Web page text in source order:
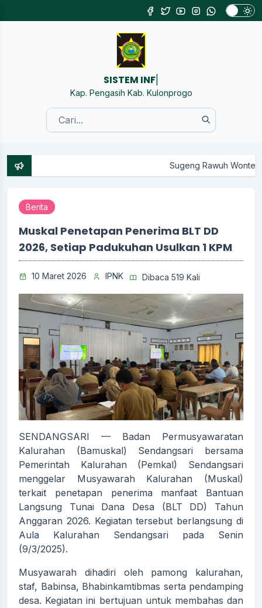
SISTEM INFORMASI K
Kap. Pengasih Kab. Kulonprogo
Sugeng Rawuh Wonten Website
Berita
Muskal Penetapan Penerima BLT DD
2026, Setiap Padukuhan Usulkan 1 KPM
10 Maret 2026 IPNK Dibaca 519 Kali
SENDANGSARI — Badan Permusyawaratan
Kalurahan (Bamuskal) Sendangsari bersama
Pemerintah Kalurahan (Pemkal) Sendangsari
menggelar Musyawarah Kalurahan (Muskal)
terkait penetapan penerima manfaat Bantuan
Langsung Tunai Dana Desa (BLT DD) Tahun
Anggaran 2026. Kegiatan tersebut berlangsung di
Aula Kalurahan Sendangsari pada Senin
(9/3/2025).
Musyawarah dihadiri oleh pamong kalurahan,
staf, Babinsa, Bhabinkamtibmas serta pendamping
desa. Kegiatan ini bertujuan untuk membahas dan